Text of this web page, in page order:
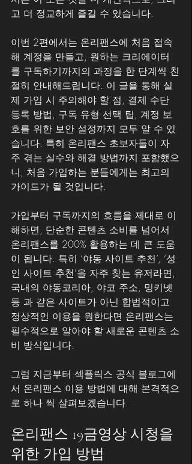
고 더 정교하게 즐길 수 있습니다.
이번 2편에서는 온리팬스에 처음 접속
해 계정을 만들고, 원하는 크리에이터
를 구독하기까지의 과정을 한 단계씩 친
절히 안내해드립니다. 이 글을 통해 실
제 가입 시 주의해야 할 점, 결제 수단
등록 방법, 구독 유형 선택 팁, 계정 보
호를 위한 보안 설정까지 모두 알 수 있
습니다. 특히 온리팬스 초보자들이 자
주 겪는 실수와 해결 방법까지 포함했으
니, 처음 가입하는 분들에게는 최고의
가이드가 될 것입니다.
가입부터 구독까지의 흐름을 제대로 이
해하면, 단순한 콘텐츠 소비를 넘어서
온리팬스를 200% 활용하는 데 큰 도움
이 됩니다. 특히 ‘야동 사이트 추천’, ‘성
인 사이트 추천’을 자주 찾는 유저라면,
국내의 야동코리아, 야코 주소, 밍키넷
등 과 같은 사이트가 아닌 합법적이고
정상적인 이용을 원한다면 온리팬스는
필수적으로 알아야 할 새로운 콘텐츠 소
비 방식입니다.
그럼 지금부터 섹플릭스 공식 블로그에
서 온리팬스 이용 방법에 대해 본격적으
로 하나 씩 살펴보겠습니다.
온리팬스 19금영상 시청을
위한 가입 방법